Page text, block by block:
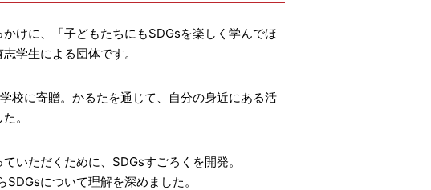
けに、「子どもたちにもSDGsを楽しく学んでほ
学生による団体です。
校に寄贈。かるたを通じて、自分の身近にある活
。
いただくために、SDGsすごろくを開発。
について理解を深めました。